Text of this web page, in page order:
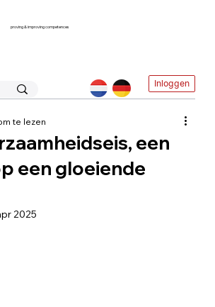
proving & improving competences
Inloggen
een
een gloeiende
te lezen
2025